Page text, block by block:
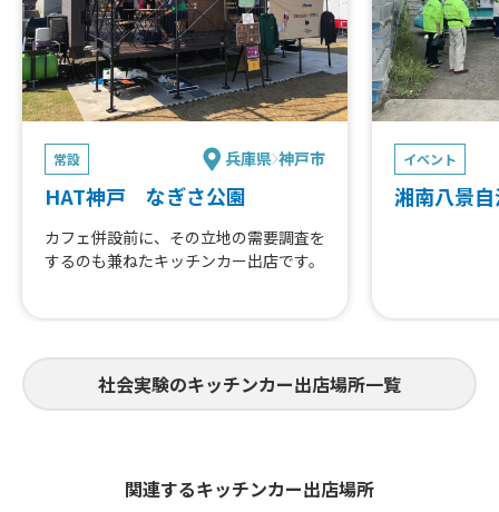
常設 兵庫県 神戸市
HAT神戸 なぎさ公園
カフェ併設前に、その立地の需要調査を
するのも兼ねたキッチンカー出店です。
イベント
湘南八景
社会実験のキッチンカー出店場所一覧
関連するキッチンカー出店場所